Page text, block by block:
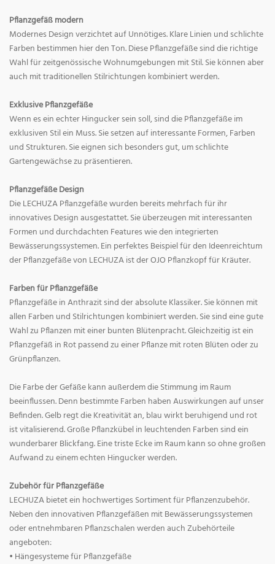
Pflanzgefäß modern
Modernes Design verzichtet auf Unnötiges. Klare Linien und schlichte
Farben bestimmen hier den Ton. Diese Pflanzgefäße sind die richtige
Wahl für zeitgenössische Wohnumgebungen mit Stil. Sie können aber
auch mit traditionellen Stilrichtungen kombiniert werden.
Exklusive Pflanzgefäße
Wenn es ein echter Hingucker sein soll, sind die Pflanzgefäße im
exklusiven Stil ein Muss. Sie setzen auf interessante Formen, Farben
und Strukturen. Sie eignen sich besonders gut, um schlichte
Gartengewächse zu präsentieren.
Pflanzgefäße Design
Die LECHUZA Pflanzgefäße wurden bereits mehrfach für ihr
innovatives Design ausgestattet. Sie überzeugen mit interessanten
Formen und durchdachten Features wie den integrierten
Bewässerungssystemen. Ein perfektes Beispiel für den Ideenreichtum
der Pflanzgefäße von LECHUZA ist der OJO Pflanzkopf für Kräuter.
Farben für Pflanzgefäße
Pflanzgefäße in Anthrazit sind der absolute Klassiker. Sie können mit
allen Farben und Stilrichtungen kombiniert werden. Sie sind eine gute
Wahl zu Pflanzen mit einer bunten Blütenpracht. Gleichzeitig ist ein
Pflanzgefäß in Rot passend zu einer Pflanze mit roten Blüten oder zu
Grünpflanzen.
Die Farbe der Gefäße kann außerdem die Stimmung im Raum
beeinflussen. Denn bestimmte Farben haben Auswirkungen auf unser
Befinden. Gelb regt die Kreativität an, blau wirkt beruhigend und rot
ist vitalisierend. Große Pflanzkübel in leuchtenden Farben sind ein
wunderbarer Blickfang. Eine triste Ecke im Raum kann so ohne großen
Aufwand zu einem echten Hingucker werden.
Zubehör für Pflanzgefäße
LECHUZA bietet ein hochwertiges Sortiment für Pflanzenzubehör.
Neben den innovativen Pflanzgefäßen mit Bewässerungssystemen
oder entnehmbaren Pflanzschalen werden auch Zubehörteile
angeboten:
• Hängesysteme für Pflanzgefäße